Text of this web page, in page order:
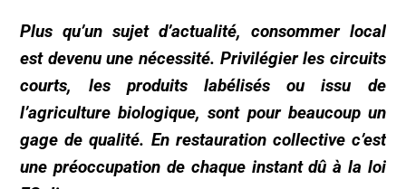
Plus qu’un sujet d’actualité, consommer local
est devenu une nécessité. Privilégier les circuits
courts, les produits labélisés ou issu de
l’agriculture biologique, sont pour beaucoup un
gage de qualité. En restauration collective c’est
une préoccupation de chaque instant dû à la loi